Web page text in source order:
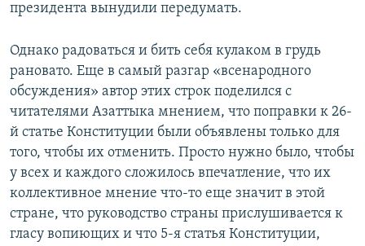
президента вынудили передумать.
Однако радоваться и бить себя кулаком в грудь
рановато. Еще в самый разгар «всенародного
обсуждения» автор этих строк поделился с
читателями Азаттыка мнением, что поправки к 26-
й статье Конституции были объявлены только для
того, чтобы их отменить. Просто нужно было, чтобы
у всех и каждого сложилось впечатление, что их
коллективное мнение что-то еще значит в этой
стране, что руководство страны прислушивается к
гласу вопиющих и что 5-я статья Конституции,